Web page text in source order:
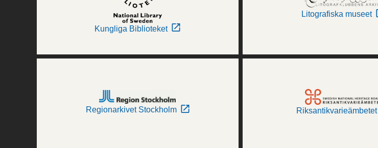
Kungliga Biblioteket
Litografiska museet
Regionarkivet Stockholm Riksantikvarieämbetet